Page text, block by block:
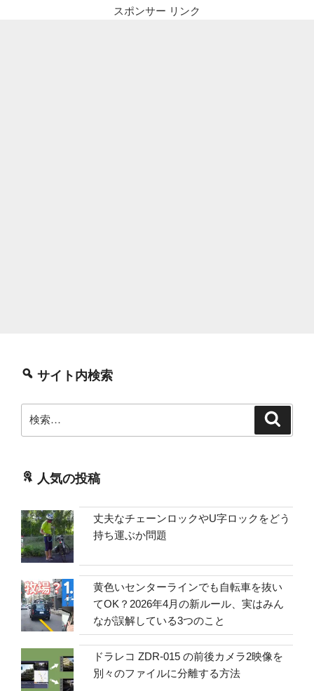
スポンサー リンク
サイト内検索
索:
人気の投稿
丈夫なチェーンロックやU字ロックをどう
持ち運ぶか問題
黄色いセンターラインでも自転車を抜い
てOK？2026年4月の新ルール、実はみん
なが誤解している3つのこと
ドラレコ ZDR-015 の前後カメラ2映像を
別々のファイルに分離する方法